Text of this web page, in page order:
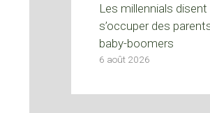
Les millennials disent
s’occuper des
baby-boomers
6 août 2026